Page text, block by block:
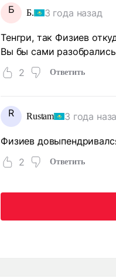
Б Б. 3 года назад
Тенгри, так Физиев
Вы бы сами
2
Ответить
R Rustam 3 года
Физиев
2
Ответить